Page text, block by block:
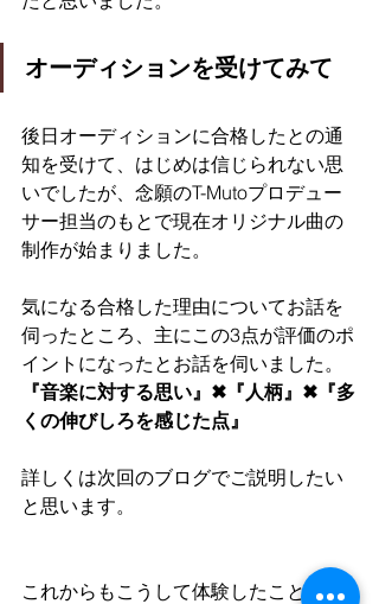
オーディションを受けてみて
後日オーディションに合格したとの通
知を受けて、はじめは信じられない思
いでしたが、念願のT-Mutoプロデュー
サー担当のもとで現在オリジナル曲の
制作が始まりました。
気になる合格した理由についてお話を
伺ったところ、主にこの3点が評価のポ
イントになったとお話を伺いました。
『音楽に対する思い』✖『人柄』✖『多
くの伸びしろを感じた点』
詳しくは次回のブログでご説明したい
と思います。
これからもこうして体験したことや、